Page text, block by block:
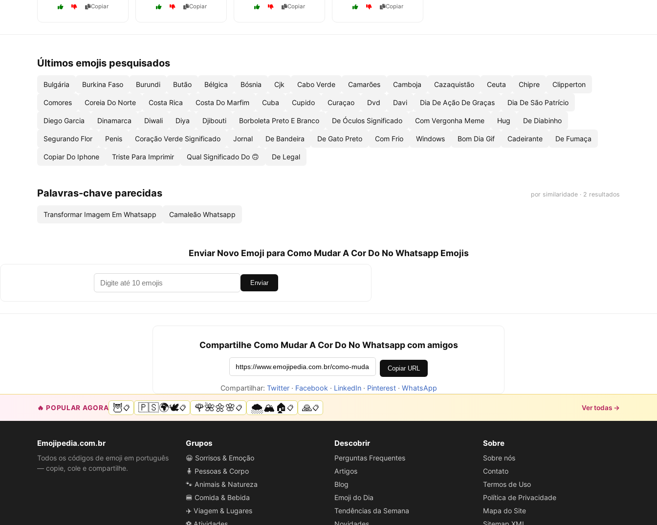
Copiar Copiar Copiar Copiar
Últimos emojis pesquisados
Bulgária Burkina Faso Burundi Butão Bélgica Bósnia Cjk Cabo Verde Camarões Camboja Cazaquistão Ceuta Chipre Clipperton
Comores Coreia Do Norte Costa Rica Costa Do Marfim Cuba Cupido Curaçao Dvd Davi Dia De Ação De Graças Dia De São Patrício
Diego Garcia Dinamarca Diwali Diya Djibouti Borboleta Preto E Branco De Óculos Significado Com Vergonha Meme Hug De Diabinho
Segurando Flor Penis Coração Verde Significado Jornal De Bandeira De Gato Preto Com Frio Windows Bom Dia Gif Cadeirante De Fumaça
Copiar Do Iphone Triste Para Imprimir Qual Significado Do 🙃 De Legal
Palavras-chave parecidas por similaridade · 2 resultados
Transformar Imagem Em Whatsapp Camaleão Whatsapp
Enviar Novo Emoji para Como Mudar A Cor Do No Whatsapp Emojis
Enviar
Compartilhe Como Mudar A Cor Do No Whatsapp com amigos
Copiar URL
Compartilhar: Twitter· Facebook · LinkedIn· Pinterest· WhatsApp
🔥 POPULAR AGORA 🦉📋 🇵🇸🌍🕊️📋 🌹🌺🌼🌸📋 🌨️🏔️🏠📋 🙏📋 Ver todas →
Emojipedia.com.br
Todos os códigos de emoji em português
— copie, cole e compartilhe.
Grupos
😀 Sorrisos & Emoção
🧍 Pessoas & Corpo
🐾 Animais & Natureza
🍔 Comida & Bebida
✈️ Viagem & Lugares
Descobrir
Perguntas Frequentes
Artigos
Blog
Emoji do Dia
Tendências da Semana
Sobre
Sobre nós
Contato
Termos de Uso
Política de Privacidade
Mapa do Site